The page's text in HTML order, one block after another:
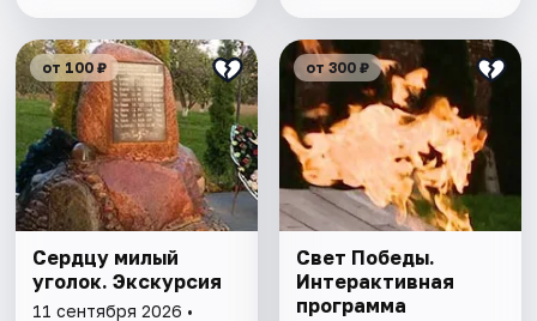
от 100 ₽
Сердцу милый
уголок. Экскурсия
11 сентября 2026 •
от 300 ₽
Свет Победы.
Интерактивная
программа